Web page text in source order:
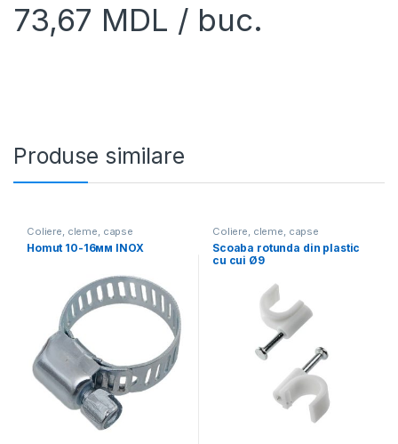
73,67 MDL / buc.
Produse similare
Coliere, cleme, capse
Homut 10-16мм INOX
Coliere, cleme, capse
Scoaba rotunda din plastic
cu cui Ø9